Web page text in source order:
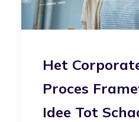
Het
Proces
Idee Tot